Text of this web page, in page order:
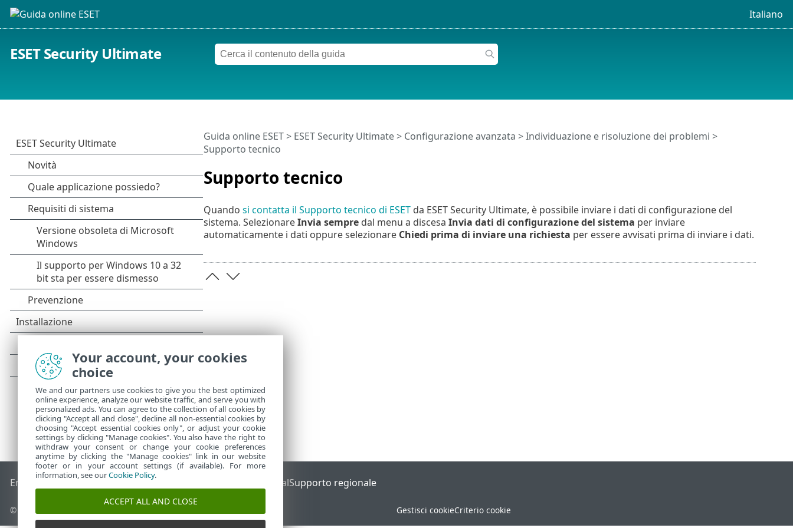
Italiano
ESET Security Ultimate
Supporto tecnico
Guida online ESET> ESET Security Ultimate> Configurazione avanzata > Individuazione e risoluzione dei problemi >
Supporto tecnico
Quando si contatta il Supporto tecnico di ESETda ESET Security Ultimate, è possibile inviare i dati di configurazione del
sistema. SelezionareInvia sempredal menu a discesa Invia dati di configurazione del sistema per inviare
automaticamente i dati oppure selezionare Chiedi prima di inviare una richiesta per essere avvisati prima di inviare i dati.
End of Life ESET Knowledge Base ESET Status PortalSupporto regionale
© 1992 - 2026 ESET, spol. s r.o. - Tutti i diritti riservati. Gestisci cookieCriterio cookie
Your account, your cookies
choice
We and our partners use cookies to give you the best optimized
online experience, analyze our website traffic, and serve you with
personalized ads. You can agree to the collection of all cookies by
clicking "Accept all and close", decline all non-essential cookies by
choosing "Accept essential cookies only", or adjust your cookie
settings by clicking "Manage cookies". You also have the right to
withdraw your consent or change your cookie preferences
anytime by clicking the "Manage cookies" link in our website
footer or in your account settings (if available). For more
information, see ourCookie Policy.
ACCEPT ALL AND CLOSE